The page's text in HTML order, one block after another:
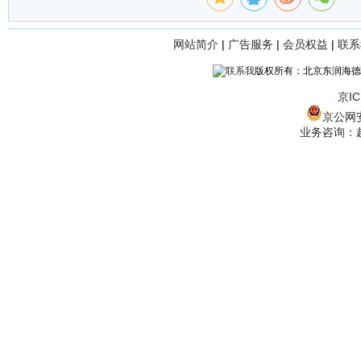
网站简介 | 广告服务 | 会员权益 | 联
版权所有：北京东润海
京
京公网
业务咨询：